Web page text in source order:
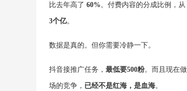
比去年高了 60% 。付费内容的分成比例，从
3个亿。
数据是真的。但你需要冷静一下。
抖音接推广任务， 最低要500粉。而且现在
场的竞争， 已经不是红海，是血海。